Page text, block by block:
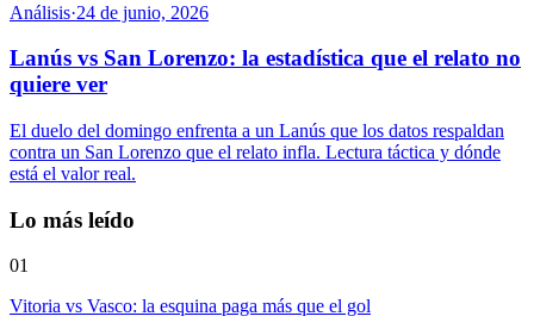
Análisis·24 de junio, 2026
Lanús vs San Lorenzo: la estadística que el relato no
quiere ver
El duelo del domingo enfrenta a un Lanús que los datos respaldan
contra un San Lorenzo que el relato infla. Lectura táctica y dónde
está el valor real.
Lo más leído
01
Vitoria vs Vasco: la esquina paga más que el gol